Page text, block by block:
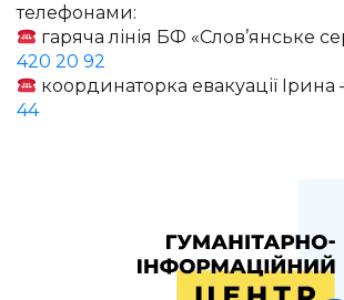
телефонами:
гаряча лінія БФ «Слов’янське
420 20 92
координаторка евакуації
44